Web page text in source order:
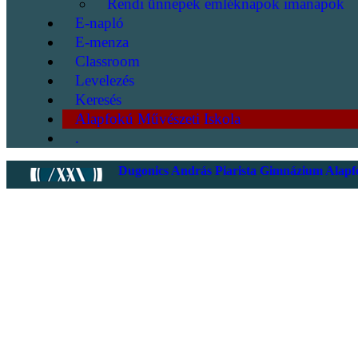
Rendi ünnepek emléknapok imanapok
E-napló
E-menza
Classroom
Levelezés
Keresés
Alapfokú Művészeti Iskola
.
Dugonics András Piarista Gimnázium